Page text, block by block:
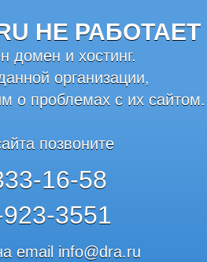
НЕ РАБОТАЕТ
домен и хостинг.
организации,
о проблемах с их сайтом.
позвоните
16-58
3551
email info@dra.ru